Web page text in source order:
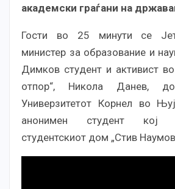
академски граѓани на
Гости во 25 минути се
министер за образование и
Димков студент и активист во
отпор“, Никола Данев,
Универзитетот Корнел во
анонимен студент
студентскиот дом „Стив